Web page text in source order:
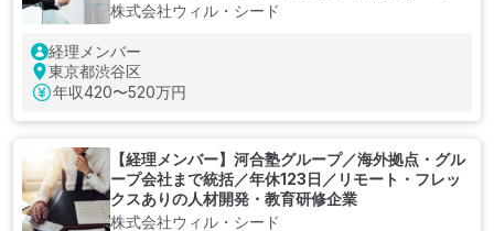
株式会社ウィル・シード
経理メンバー
東京都渋谷区
年収420〜520万円
【経理メンバー】河合塾グループ／海外拠点・グル
ープ会社まで統括／年休123日／リモート・フレッ
クスありの人材開発・教育研修企業
株式会社ウィル・シード